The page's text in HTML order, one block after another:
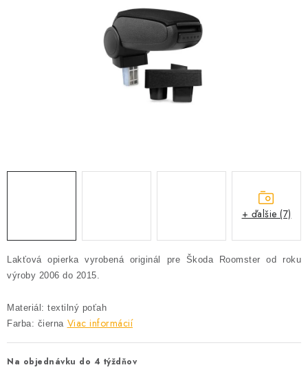
GARÁŽOVÝ BAZÁR
Licenčné zmluvy k fotografiám
Darček k objednávke
Lakťová opierka vyrobená originál pre Škoda Roomster od roku
výroby 2006 do 2015.
Materiál: textilný poťah
Farba: čierna Viac informácií
Na objednávku do 4 týždňov
+ ďalšie (7)